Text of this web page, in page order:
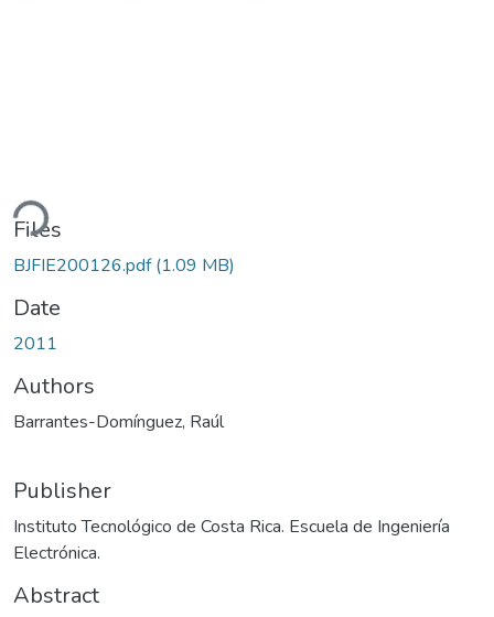
Files
BJFIE200126.pdf(1.09 MB)
Date
2011
Authors
Barrantes-Domínguez, Raúl
Publisher
Instituto Tecnológico de Costa Rica. Escuela de Ingeniería
Electrónica.
Abstract